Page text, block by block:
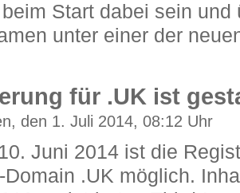
Start dabei sein und
unter einer der
für .UK ist
den 1. Juli 2014, 08:12 Uhr
Juni 2014 ist die
Domain .UK möglich.